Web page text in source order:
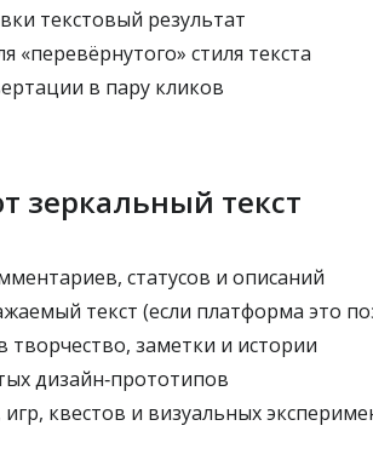
текстовый результат
«перевёрнутого» стиля текста
в пару кликов
зеркальный текст
статусов и описаний
текст (если платформа это
творчество, заметки и истории
дизайн‑прототипов
квестов и визуальных